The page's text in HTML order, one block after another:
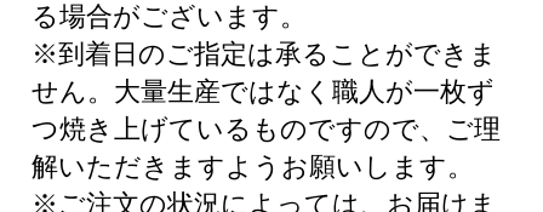
る場合がございます。
※到着日のご指定は承ることができま
せん。大量生産ではなく職人が一枚ず
つ焼き上げているものですので、ご理
解いただきますようお願いします。
※ご注文の状況によっては、お届けま